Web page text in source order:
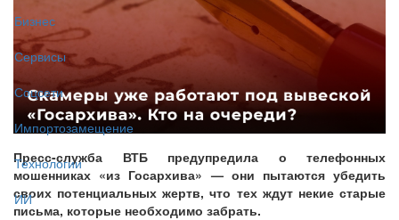
Бизнес
Сервисы
Соцсети
Импортозамещение
Технологии
ИИ
Пресс-служба ВТБ предупредила о телефонных
мошенниках «из Госархива» — они пытаются убедить
своих потенциальных жертв, что тех ждут некие старые
письма, которые необходимо забрать.